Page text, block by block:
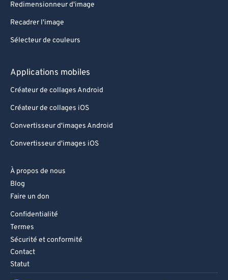
Redimensionneur d'image
Recadrer l'image
Sélecteur de couleurs
Applications mobiles
Créateur de collages Android
Créateur de collages iOS
Convertisseur d'images Android
Convertisseur d'images iOS
À propos de nous
Blog
Faire un don
Confidentialité
Termes
Sécurité et conformité
Contact
Statut